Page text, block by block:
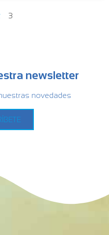
3
newsletter
novedades